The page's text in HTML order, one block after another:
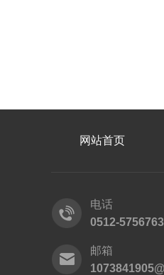
网站首页
电话
0512-
邮箱